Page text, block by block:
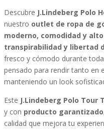
TECH
E379
cantidad
Descubre J.Lindeberg Polo
nuestro outlet de ropa de
moderno, comodidad y
transpirabilidad y libertad
fresco y cómodo durante
pensado para rendir tanto en
manteniendo un look
Este J.Lindeberg Polo Tour
y con producto garantizado
calidad que mejora tu